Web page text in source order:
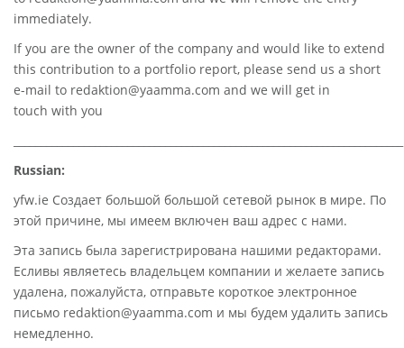
immediately.
If you are the owner of the company and would like to extend
this contribution to a portfolio report, please send us a short
e-mail to redaktion@yaamma.com and we will get in
touch with you
Russian:
yfw.ie Создает большой большой сетевой рынок в мире. По
этой причине, мы имеем включен ваш адрес с нами.
Эта запись была зарегистрирована нашими редакторами.
Есливы являетесь владельцем компании и желаете запись
удалена, пожалуйста, отправьте короткое электронное
письмо redaktion@yaamma.com и мы будем удалить запись
немедленно.